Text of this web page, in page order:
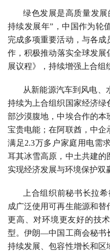
绿色发展是高质量发
持续发展年”，中国作为轮
完成多项重要活动，与各
作，积极推动落实全球发展
展议程》，持续增强上合组
从新能源汽车到风电、
持续为上合组织国家经济
部沙漠腹地，中埃合作的本
宝贵电能；在阿联酋，中
满足2.3万多户家庭用电需
耳其冰雪高原，中土共建的
实现经济发展与环境保护双
上合组织前秘书长拉
成广泛使用可再生能源和
更高、对环境更友好的技
型。伊朗—中国工商会秘书
持续发展、包容性增长和区